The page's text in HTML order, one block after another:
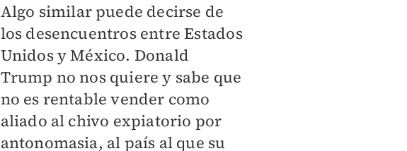
Algo similar puede decirse de
los desencuentros entre Estados
Unidos y México. Donald
Trump no nos quiere y sabe que
no es rentable vender como
aliado al chivo expiatorio por
antonomasia, al país al que su